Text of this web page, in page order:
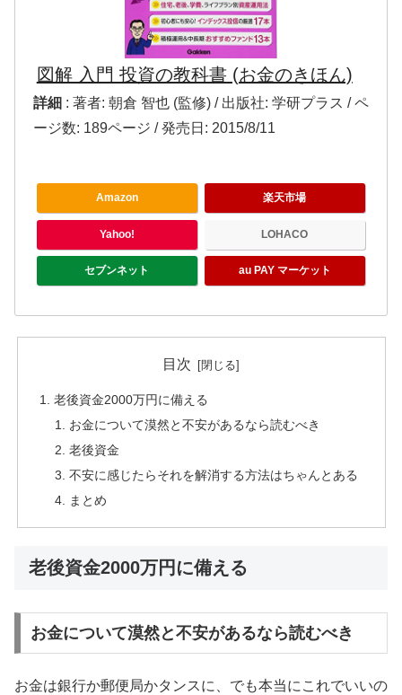
図解 入門 投資の教科書 (お金のきほん)
詳細 : 著者: 朝倉 智也 (監修) / 出版社: 学研プラス / ペ
ージ数: 189ページ / 発売日: 2015/8/11
Amazon 楽天市場
Yahoo! LOHACO
セブンネット au PAY マーケット
目次
老後資金2000万円に備える
お金について漠然と不安があるなら読むべき
老後資金
不安に感じたらそれを解消する方法はちゃんとある
まとめ
老後資金2000万円に備える
お金について漠然と不安があるなら読むべき
お金は銀行か郵便局かタンスに、でも本当にこれでいいの